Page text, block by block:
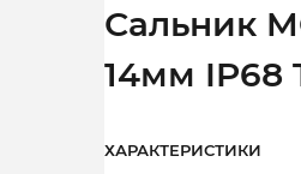
Сальник
14мм IP68
ХАРАКТЕРИСТИКИ